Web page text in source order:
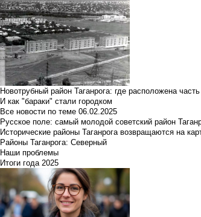
Новотрубный район Таганрога: где расположена
И как "бараки" стали городком
Все новости по теме 06.02.2025
Русское поле: самый молодой советский район
Исторические районы Таганрога возвращаются на
Районы Таганрога: Северный
Наши проблемы
Итоги года 2025